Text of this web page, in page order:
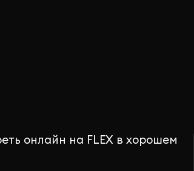
онлайн на FLEX в хорошем